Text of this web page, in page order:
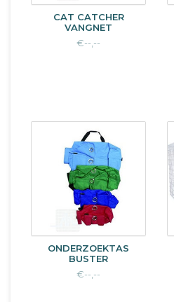
CAT CATCHER
VANGNET
€--,--
ONDERZOEKTAS
BUSTER
€--,--